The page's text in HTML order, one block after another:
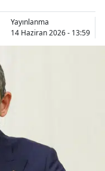
Yayınlanma
14 Haziran 2026 - 13:59